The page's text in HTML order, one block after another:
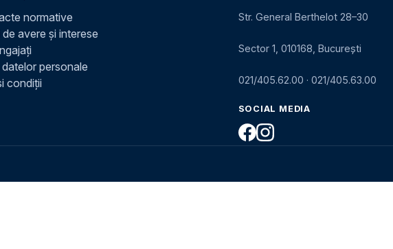
normative
avere și interese
personale
condiții
Str. General Berthelot 28–30
Sector 1, 010168, București
021/405.62.00 · 021/405.63.00
SOCIAL MEDIA